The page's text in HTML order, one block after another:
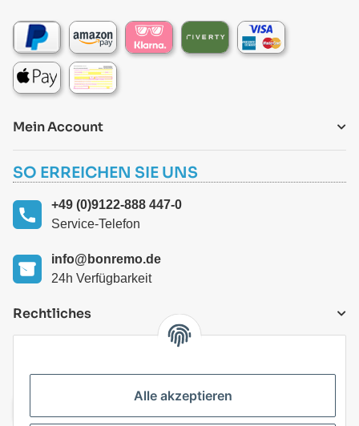
Mein Account
SO ERREICHEN SIE UNS
+49 (0)9122-888 447-0
Service-Telefon
info@bonremo.de
24h Verfügbarkeit
Rechtliches
Alle akzeptieren